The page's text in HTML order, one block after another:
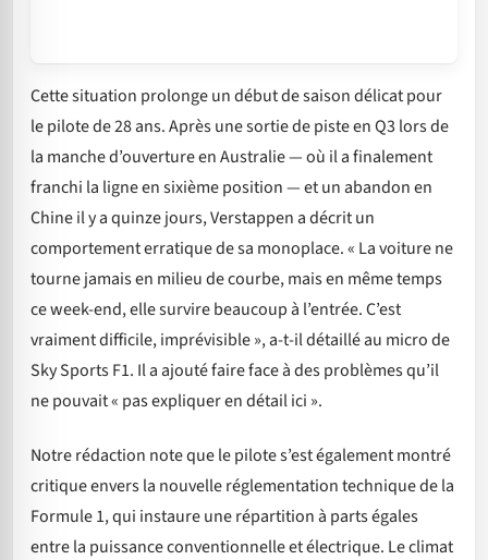
Cette situation prolonge un début de saison délicat pour
le pilote de 28 ans. Après une sortie de piste en Q3 lors de
la manche d’ouverture en Australie — où il a finalement
franchi la ligne en sixième position — et un abandon en
Chine il y a quinze jours, Verstappen a décrit un
comportement erratique de sa monoplace. « La voiture ne
tourne jamais en milieu de courbe, mais en même temps
ce week-end, elle survire beaucoup à l’entrée. C’est
vraiment difficile, imprévisible », a-t-il détaillé au micro de
Sky Sports F1. Il a ajouté faire face à des problèmes qu’il
ne pouvait « pas expliquer en détail ici ».
Notre rédaction note que le pilote s’est également montré
critique envers la nouvelle réglementation technique de la
Formule 1, qui instaure une répartition à parts égales
entre la puissance conventionnelle et électrique. Le climat